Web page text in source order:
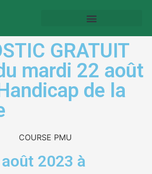
GRATUIT
mardi 22 août
de la
2023 à